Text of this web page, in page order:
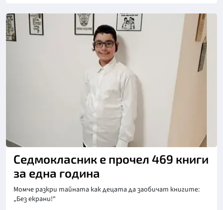
Снимка: bTV
Седмокласник е прочел 469 книги
за една година
Момче разкри тайната как децата да заобичат книгите:
„Без екрани!“